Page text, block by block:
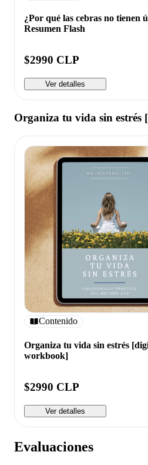
¿Por qué las cebras no tienen
Resumen Flash
$2990 CLP
Ver detalles
Organiza tu vida sin
Contenido
Organiza tu vida sin estrés
workbook]
$2990 CLP
Ver detalles
Evaluaciones